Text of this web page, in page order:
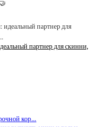
партнер для скинни,
кор…